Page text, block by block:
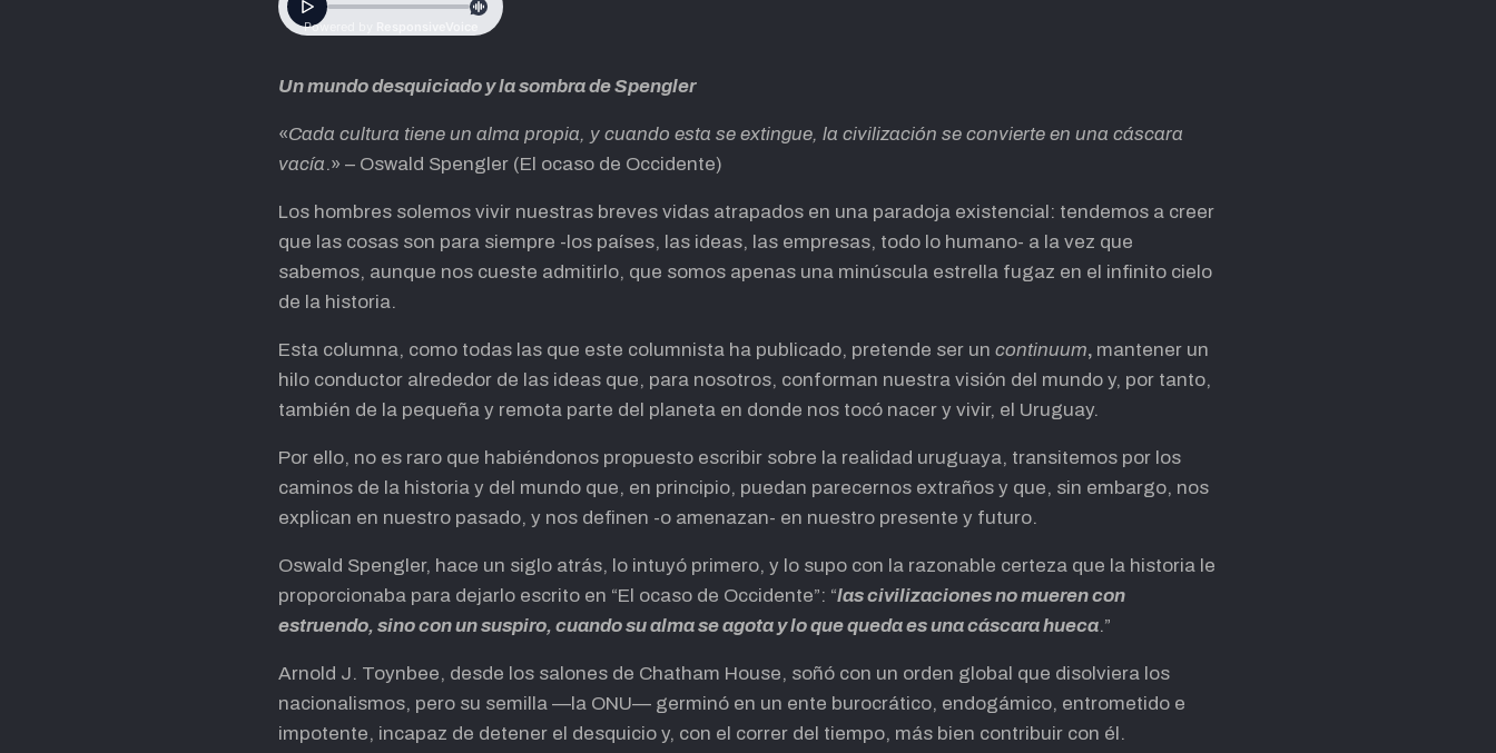
Un mundo desquiciado y la sombra de Spengler
«Cada cultura tiene un alma propia, y cuando esta se extingue, la civilización se convierte en una cáscara
vacía.» – Oswald Spengler (El ocaso de Occidente)
Los hombres solemos vivir nuestras breves vidas atrapados en una paradoja existencial: tendemos a creer
que las cosas son para siempre -los países, las ideas, las empresas, todo lo humano- a la vez que
sabemos, aunque nos cueste admitirlo, que somos apenas una minúscula estrella fugaz en el infinito cielo
de la historia.
Esta columna, como todas las que este columnista ha publicado, pretende ser uncontinuum, mantener un
hilo conductor alrededor de las ideas que, para nosotros, conforman nuestra visión del mundo y, por tanto,
también de la pequeña y remota parte del planeta en donde nos tocó nacer y vivir, el Uruguay.
Por ello, no es raro que habiéndonos propuesto escribir sobre la realidad uruguaya, transitemos por los
caminos de la historia y del mundo que, en principio, puedan parecernos extraños y que, sin embargo, nos
explican en nuestro pasado, y nos definen -o amenazan- en nuestro presente y futuro.
Oswald Spengler, hace un siglo atrás, lo intuyó primero, y lo supo con la razonable certeza que la historia le
proporcionaba para dejarlo escrito en “El ocaso de Occidente”: “las civilizaciones no mueren con
estruendo, sino con un suspiro, cuando su alma se agota y lo que queda es una cáscara hueca.”
Arnold J. Toynbee, desde los salones de Chatham House, soñó con un orden global que disolviera los
nacionalismos, pero su semilla —la ONU— germinó en un ente burocrático, endogámico, entrometido e
impotente, incapaz de detener el desquicio y, con el correr del tiempo, más bien contribuir con él.